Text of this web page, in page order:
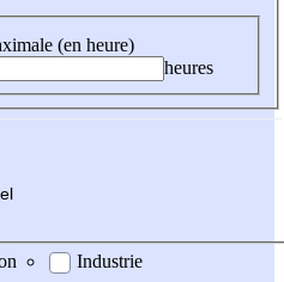
(en heure)
heures
Industrie